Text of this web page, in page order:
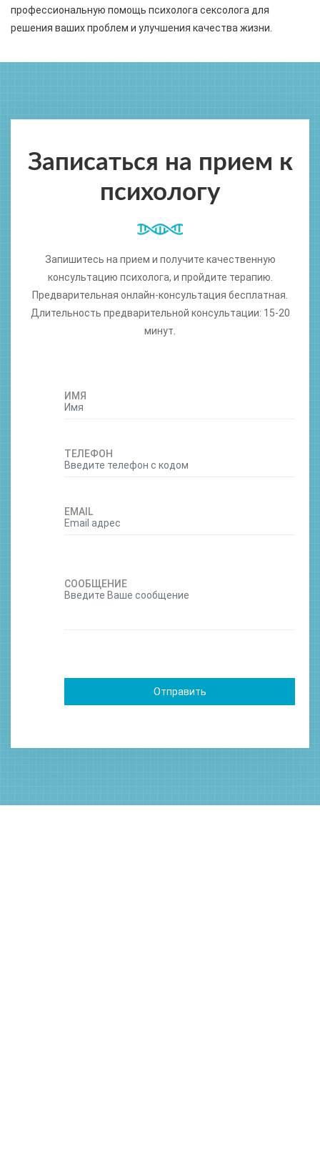
профессиональную помощь психолога сексолога для
решения ваших проблем и улучшения качества жизни.
Записаться на прием к
психологу
Запишитесь на прием и получите качественную
консультацию психолога, и пройдите терапию.
Предварительная онлайн-консультация бесплатная.
Длительность предварительной консультации: 15-20
минут.
ИМЯ
ТЕЛЕФОН
EMAIL
СООБЩЕНИЕ